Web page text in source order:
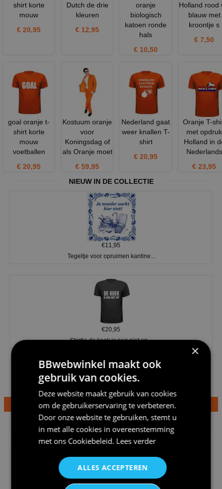
shirt korte
mouw
€ 20,95
Dutch de drie
kleuren
€ 12,95
oranje
biologisch
katoen ronde
hals
€ 10,50
Holland rood
blauw met
kroontje s
€ 7,50
goal oranje t-
shirt korte
mouw
voetballen
€ 20,95
Kostuum oranje
voor
Koningsdag of
als Oranje moet
€ 59,95
Nederland gaat
weer knallen T-
shirt
€ 20,95
Oranje T-
met opdruk
Holland in
Nederlands
€ 23,95
NIEUW IN DE COLLECTIE
€11,95
Tegeltje voor opruimen kantine...
€20,95
Shirtje de koek is nog niet op...
€24,95
Dames v hals t-shirt prinses v...
×
BBwebwinkel maakt ook
gebruik van cookies.
Deze website maakt gebruik van cookies
om de gebruikerservaring te verbeteren.
Door onze website te gebruiken, stemt u
in met alle cookies in overeenstemming
met ons Cookiebeleid. Lees verder
ALLES ACCEPTEREN